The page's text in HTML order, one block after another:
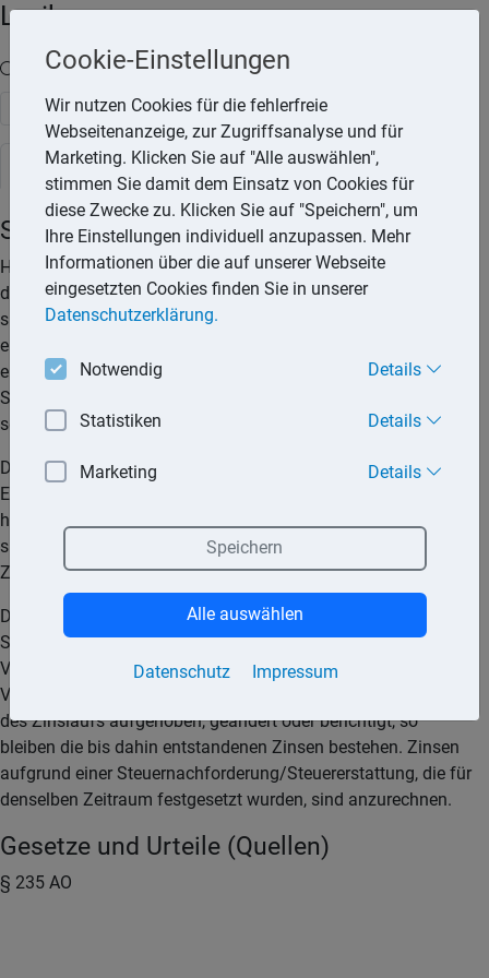
Lexika
Volltext-Suche in den Lexika
Suchen
Steuerlexikon
Steuerhinterziehung/Verzinsung
Hinterzogene Steuern sind zu verzinsen. Zinsschuldner ist
derjenige, zu dessen Vorteil die Steuern hinterzogen worden
sind. Wird die Steuerhinterziehung dadurch begangen, dass
ein anderer als der Steuerschuldner seine Verpflichtung,
einbehaltene Steuern an die Finanzbehörde abzuführen oder
Steuern zu Lasten eines anderen zu entrichten, nicht erfüllt,
so ist dieser Zinsschuldner.
Der Zinslauf beginnt mit dem Eintritt der Verkürzung oder der
Erlangung des Steuervorteils, es sei denn, dass die
hinterzogenen Beträge ohne die Steuerhinterziehung erst
später fällig geworden wären. In diesem Fall ist der spätere
Zeitpunkt maßgebend.
Der Zinslauf endet mit der Zahlung der hinterzogenen
Steuern. Für eine Zeit, für die die Zahlung gestundet oder die
Vollziehung ausgesetzt ist, werden Zinsen nach dieser
Vorschrift nicht erhoben. Wird der Steuerbescheid nach Ende
des Zinslaufs aufgehoben, geändert oder berichtigt, so
bleiben die bis dahin entstandenen Zinsen bestehen. Zinsen
aufgrund einer Steuernachforderung/Steuererstattung, die für
denselben Zeitraum festgesetzt wurden, sind anzurechnen.
Gesetze und Urteile (Quellen)
§ 235 AO
Cookie-Einstellungen
Wir nutzen Cookies für die fehlerfreie
Webseitenanzeige, zur Zugriffsanalyse und für
Marketing. Klicken Sie auf "Alle auswählen",
stimmen Sie damit dem Einsatz von Cookies für
diese Zwecke zu. Klicken Sie auf "Speichern", um
Ihre Einstellungen individuell anzupassen. Mehr
Informationen über die auf unserer Webseite
eingesetzten Cookies finden Sie in unserer
Datenschutzerklärung.
Notwendig Details
Statistiken Details
Marketing Details
Datenschutz Impressum
Speichern
Alle auswählen